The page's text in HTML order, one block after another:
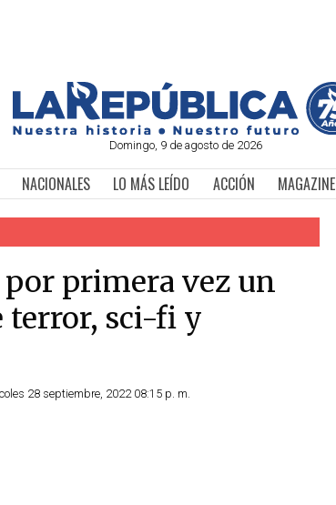
Domingo, 9 de agosto de 2026
NACIONALES LO MÁS LEÍDO ACCIÓN MAGAZINE
por primera vez un
terror, sci-fi y
28 septiembre, 2022 08:15 p. m.